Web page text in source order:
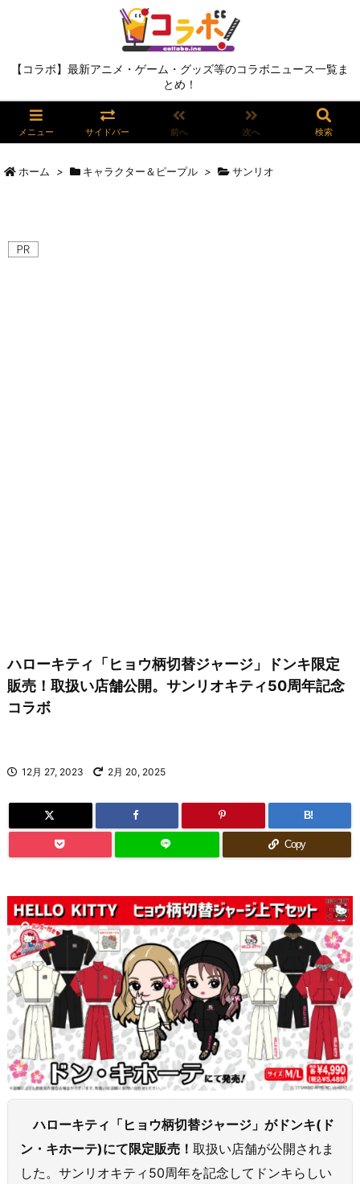
【コラボ】最新アニメ・ゲーム・グッズ等のコラボニュース一覧ま
とめ！
メニュー サイドバー 前へ 次へ 検索
ホーム > キャラクター＆ピープル > サンリオ
ハローキティ「ヒョウ柄切替ジャージ」ドンキ限定
販売！取扱い店舗公開。サンリオキティ50周年記念
コラボ
12月 27, 2023 2月 20, 2025
B!
Copy
ハローキティ「ヒョウ柄切替ジャージ」がドンキ(ド
ン・キホーテ)にて限定販売！ 取扱い店舗が公開されま
した。サンリオキティ50周年を記念してドンキらしい